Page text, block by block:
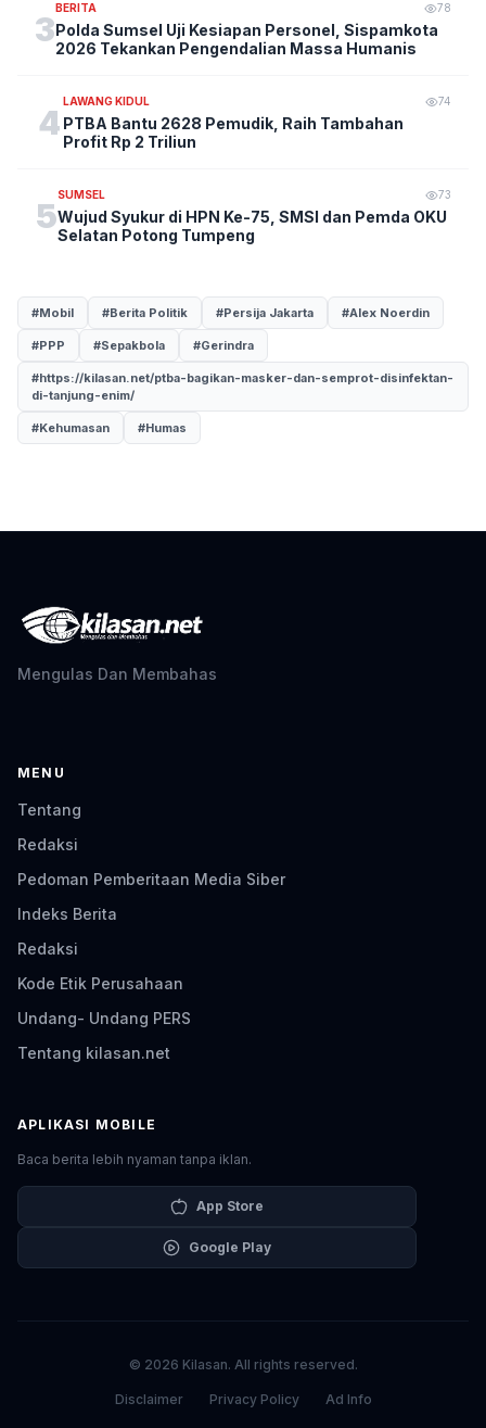
3
BERITA 78
Polda Sumsel Uji Kesiapan Personel, Sispamkota
2026 Tekankan Pengendalian Massa Humanis
4
LAWANG KIDUL 74
PTBA Bantu 2628 Pemudik, Raih Tambahan
Profit Rp 2 Triliun
5
SUMSEL 73
Wujud Syukur di HPN Ke-75, SMSI dan Pemda OKU
Selatan Potong Tumpeng
#Mobil #Berita Politik #Persija Jakarta #Alex Noerdin
#PPP #Sepakbola #Gerindra
#https://kilasan.net/ptba-bagikan-masker-dan-semprot-disinfektan-
di-tanjung-enim/
#Kehumasan #Humas
Mengulas Dan Membahas
MENU
Tentang
Redaksi
Pedoman Pemberitaan Media Siber
Indeks Berita
Redaksi
Kode Etik Perusahaan
Undang- Undang PERS
Tentang kilasan.net
APLIKASI MOBILE
Baca berita lebih nyaman tanpa iklan.
App Store
Google Play
© 2026 Kilasan. All rights reserved.
Disclaimer Privacy Policy Ad Info